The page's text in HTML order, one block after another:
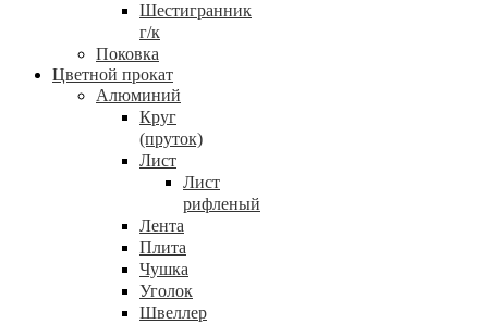
Шестигранник
г/к
Поковка
Цветной прокат
Алюминий
Круг
(пруток)
Лист
Лист
рифленый
Лента
Плита
Чушка
Уголок
Швеллер